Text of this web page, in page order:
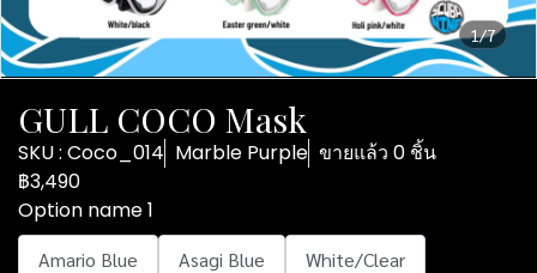
1/7
GULL COCO Mask
SKU : Coco_014 Marble Purple ขายแล้ว 0 ชิ้น
฿3,490
Option name 1
Amario Blue Asagi Blue
White/Clear